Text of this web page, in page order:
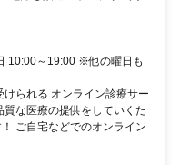
10:00～19:00 ※他の曜日も
られる オンライン診療サー
な医療の提供をしていくた
ご自宅などでのオンライン